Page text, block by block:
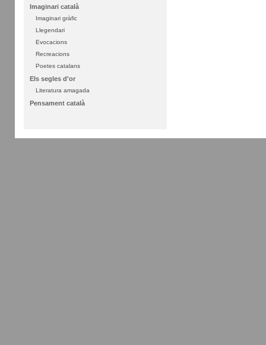
Imaginari català
Imaginari gràfic
Llegendari
Evocacions
Recreacions
Poetes catalans
Els segles d'or
Literatura amagada
Pensament català